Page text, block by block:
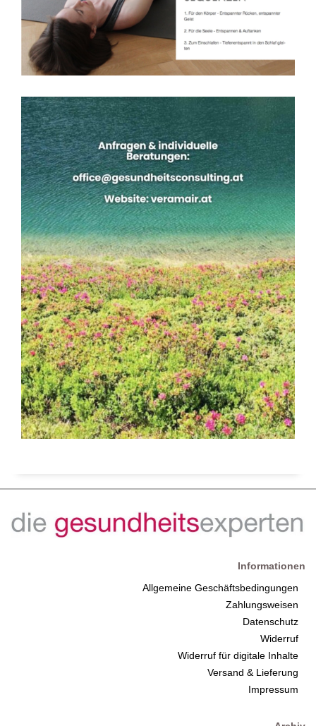
Informationen
Allgemeine Geschäftsbedingungen
Zahlungsweisen
Datenschutz
Widerruf
Widerruf für digitale Inhalte
Versand & Lieferung
Impressum